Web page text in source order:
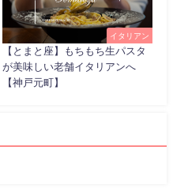
イタリアン
【とまと座】もちもち生パスタ
が美味しい老舗イタリアンへ
【神戸元町】